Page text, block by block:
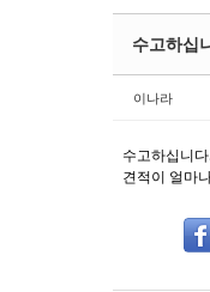
수고하십
이나라
수고하십니
견적이 얼마